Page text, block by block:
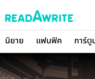
นิยาย แฟนฟิค การ์ตู